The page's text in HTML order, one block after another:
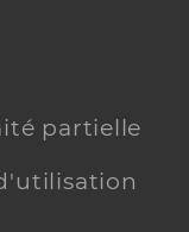
partielle